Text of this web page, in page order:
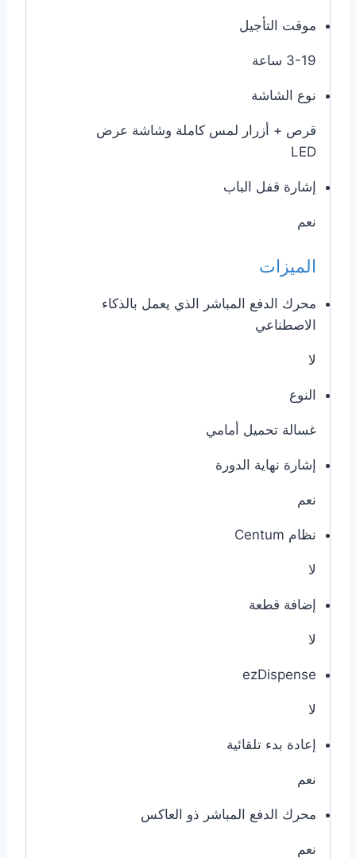
موقت التأجيل
3-19 ساعة
نوع الشاشة
قرص + أزرار لمس كاملة وشاشة عرض
LED
إشارة قفل الباب
نعم
الميزات
محرك الدفع المباشر الذي يعمل بالذكاء
الاصطناعي
لا
النوع
غسالة تحميل أمامي
إشارة نهاية الدورة
نعم
نظام Centum
لا
إضافة قطعة
لا
ezDispense
لا
إعادة بدء تلقائية
نعم
محرك الدفع المباشر ذو العاكس
نعم